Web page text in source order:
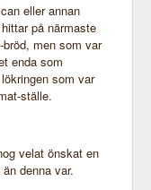
eller annan
på närmaste
men som var
enda som
som var
ställe.
velat önskat en
denna var.